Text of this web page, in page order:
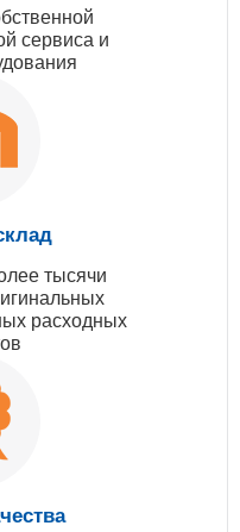
сервиса и
тысячи
расходных